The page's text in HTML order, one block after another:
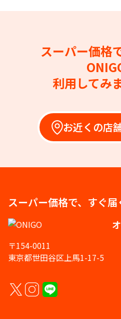
スーパー価格
利用してみ
お近くの店
スーパー価格で、すぐ届
〒154-0011
東京都世田谷区上馬1-17-5